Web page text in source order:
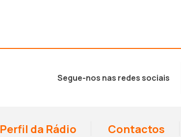
Segue-nos nas redes sociais
Perfil da Rádio Contactos